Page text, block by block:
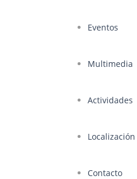
Eventos
Multimedia
Actividades
Localización
Contacto